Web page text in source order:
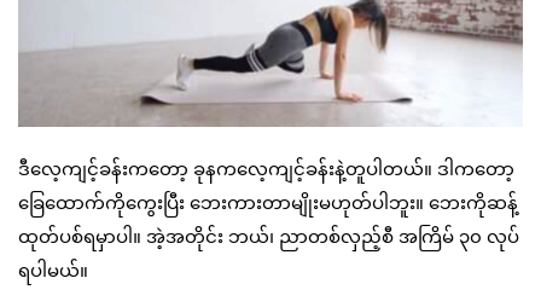
ဒီလေ့ကျင့်ခန်းကတော့ ခုနကလေ့ကျင့်ခန်းနဲ့တူပါတယ်။ ဒါကတော့
ခြေထောက်ကိုကွေးပြီး ဘေးကားတာမျိုးမဟုတ်ပါဘူး။ ဘေးကိုဆန့်
ထုတ်ပစ်ရမှာပါ။ အဲ့အတိုင်း ဘယ်၊ ညာတစ်လှည့်စီ အကြိမ် ၃၀ လုပ်
ရပါမယ်။